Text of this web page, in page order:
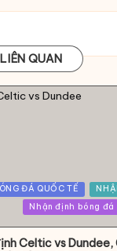
QUAN
ĐÁ QUỐC TẾ
Nhận định bóng đá
Celtic vs Dundee,